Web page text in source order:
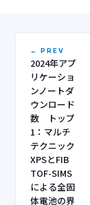
← PREV
2024年アプ
リケーショ
ンノートダ
ウンロード
数 トップ
1：マルチ
テクニック
XPSとFIB
TOF-SIMS
による全固
体電池の界